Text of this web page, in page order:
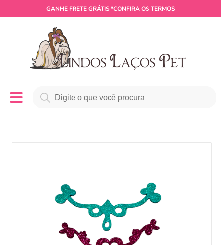
GANHE FRETE GRÁTIS *CONFIRA OS TERMOS